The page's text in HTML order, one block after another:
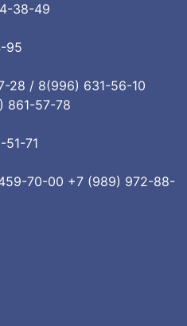
38-49
95
28 / 8(996) 631-56-10
861-57-78
51-71
70-00 +7 (989) 972-88-